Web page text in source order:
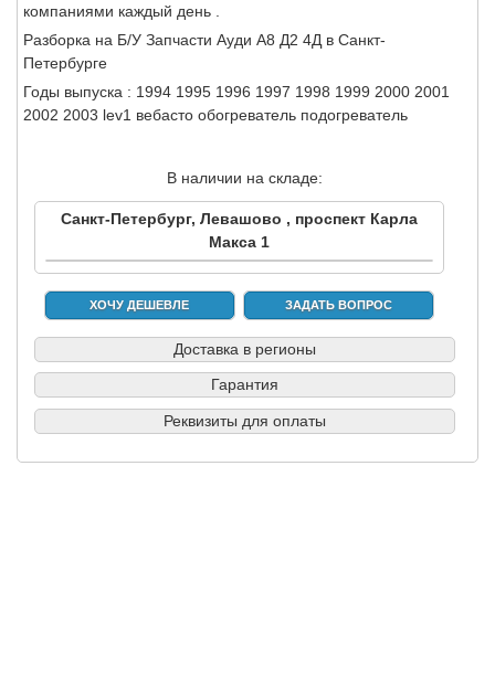
компаниями каждый день .
Разборка на Б/У Запчасти Ауди А8 Д2 4Д в Санкт-
Петербурге
Годы выпуска : 1994 1995 1996 1997 1998 1999 2000 2001
2002 2003 lev1 вебасто обогреватель подогреватель
В наличии на складе:
Санкт-Петербург, Левашово , проспект Карла
Макса 1
ХОЧУ ДЕШЕВЛЕ ЗАДАТЬ ВОПРОС
Доставка в регионы
Гарантия
Реквизиты для оплаты